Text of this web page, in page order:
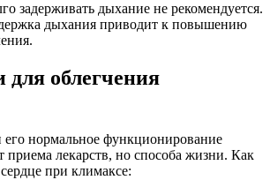
задерживать дыхание не рекомендуется.
дыхания приводит к повышению
для облегчения
его нормальное функционирование
приема лекарств, но способа жизни. Как
при климаксе: